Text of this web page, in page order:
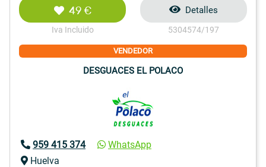
49 €
Iva Incluido
Detalles
5304574/197
VENDEDOR
DESGUACES EL POLACO
959 415 374
WhatsApp
Huelva